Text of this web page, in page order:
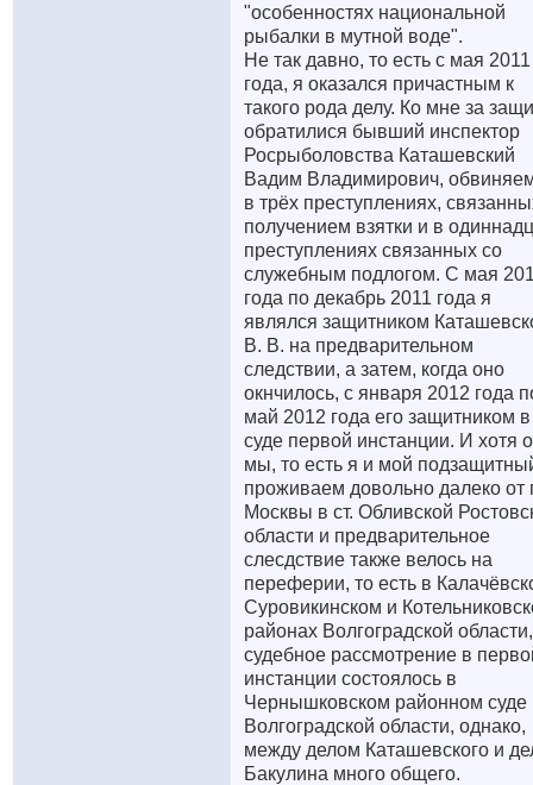
"особенностях национальной
рыбалки в мутной воде".
Не так давно, то есть с мая 2011
года, я оказался причастным к
такого рода делу. Ко мне за
обратилися бывший инспектор
Росрыболовства Каташевский
Вадим Владимирович,
в трёх преступлениях,
получением взятки и в
преступлениях связанных со
служебным подлогом. С мая
года по декабрь 2011 года я
являлся защитником
В. В. на предварительном
следствии, а затем, когда оно
окнчилось, с января 2012 года
май 2012 года его защитником в
суде первой инстанции. И хотя
мы, то есть я и мой
проживаем довольно далеко от
Москвы в ст. Обливской
области и предварительное
слесдствие также велось на
переферии, то есть в
Суровикинском и
районах Волгоградской
судебное рассмотрение в
инстанции состоялось в
Чернышковском районном суде
Волгоградской области, однако,
между делом Каташевского и
Бакулина много общего.